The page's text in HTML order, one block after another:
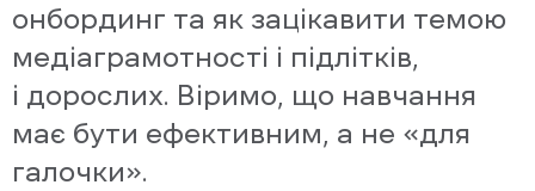
онбординг та як зацікавити темою
медіаграмотності і підлітків,
і дорослих. Віримо, що навчання
має бути ефективним, а не «для
галочки».